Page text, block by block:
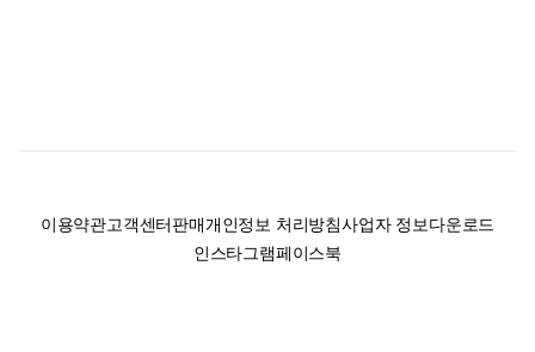
이용약관고객센터판매개인정보 처리방침사업자 정보다운로드
인스타그램페이스북